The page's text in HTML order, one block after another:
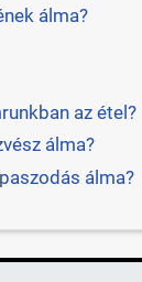
álma?
az étel?
álma?
álma?